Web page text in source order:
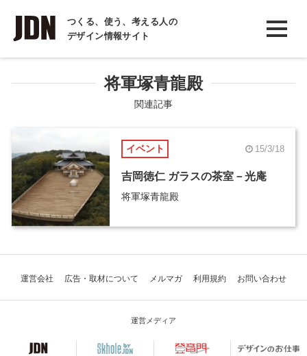
つくる、使う、考える人の
デザイン情報サイト
INTERVIEW
インタビュー
コラム
将軍塚青龍殿
関連記事
イベント 15/3/18
吉岡徳仁 ガラスの茶室－光庵
将軍塚青龍殿
運営会社 広告・取材について メルマガ 利用規約 お問い合わせ
運営メディア